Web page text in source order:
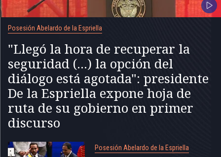
Posesión Abelardo de la Espriella
"Llegó la hora de recuperar la
seguridad (...) la opción del
diálogo está agotada": presidente
De la Espriella expone hoja de
ruta de su gobierno en primer
discurso
Posesión Abelardo de la Espriella